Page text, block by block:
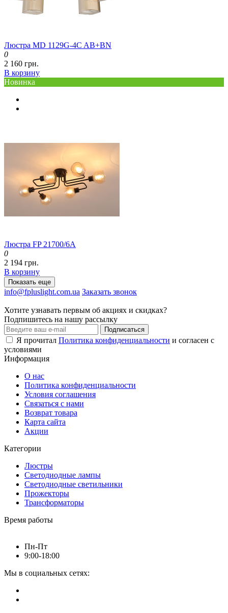
Люстра MD 1129G-4C AB+BN
0
2 160 грн.
В корзину
Новинка
Люстра FP 21700/6A
0
2 194 грн.
В корзину
Показать еще
info@fpluslight.com.ua Заказать звонок
Хотите узнавать первым об акциях и скидках?
Подпишитесь на нашу рассылку
Подписаться
Я прочитал Политика конфиденциальности и согласен с
условиями
Информация
О нас
Политика конфиденциальности
Условия соглашения
Связаться с нами
Возврат товара
Карта сайта
Акции
Категории
Люстры
Светодиодные лампы
Светодиодные светильники
Прожекторы
Трансформаторы
Время работы
Пн-Пт
9:00-18:00
Мы в социальных сетях: